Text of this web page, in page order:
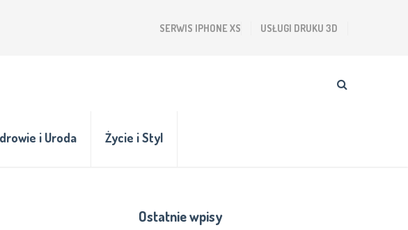
SERWIS IPHONE XS USŁUGI DRUKU 3D
i Uroda Życie i Styl
Ostatnie wpisy